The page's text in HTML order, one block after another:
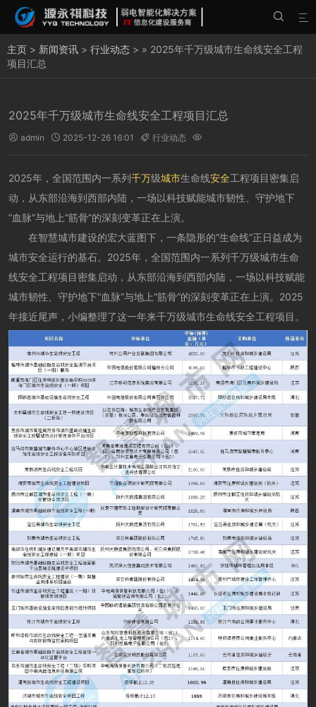


主页 > 新闻资讯 > 行业动态 > » 2025年千万级城市生命线安全工程
项目汇总
2025年千万级城市生命线安全工程项目汇总
 admin  2025-12-26 16:01  行业动态 
2025年，全国范围内一系列千万级城市生命线安全工程项目密集启
动，从东部沿海到西部内陆，一场以科技赋能城市韧性、守护地下
“血脉”与地上“筋骨”的深刻变革正在上演。
在智慧城市建设的宏大蓝图下，一条隐形的“生命线”正日益成为
城市安全运行的基石。2025年，全国范围内一系列千万级城市生命
线安全工程项目密集启动，从东部沿海到西部内陆，一场以科技赋能
城市韧性、守护地下“血脉”与地上“筋骨”的深刻变革正在上演。2025
年接近尾声，小编整理了这一年来千万级城市生命线安全工程项目。